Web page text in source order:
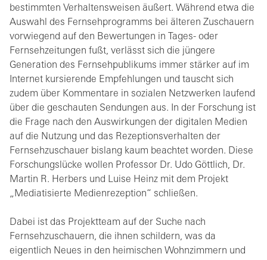
bestimmten Verhaltensweisen äußert. Während etwa die
Auswahl des Fernsehprogramms bei älteren Zuschauern
vorwiegend auf den Bewertungen in Tages- oder
Fernsehzeitungen fußt, verlässt sich die jüngere
Generation des Fernsehpublikums immer stärker auf im
Internet kursierende Empfehlungen und tauscht sich
zudem über Kommentare in sozialen Netzwerken laufend
über die geschauten Sendungen aus. In der Forschung ist
die Frage nach den Auswirkungen der digitalen Medien
auf die Nutzung und das Rezeptionsverhalten der
Fernsehzuschauer bislang kaum beachtet worden. Diese
Forschungslücke wollen Professor Dr. Udo Göttlich, Dr.
Martin R. Herbers und Luise Heinz mit dem Projekt
„Mediatisierte Medienrezeption“ schließen.
Dabei ist das Projektteam auf der Suche nach
Fernsehzuschauern, die ihnen schildern, was da
eigentlich Neues in den heimischen Wohnzimmern und